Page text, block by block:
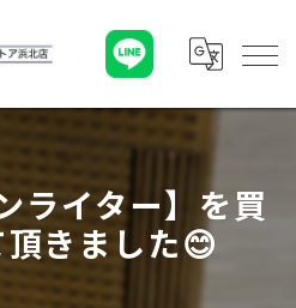
ライター】を買
きました😊